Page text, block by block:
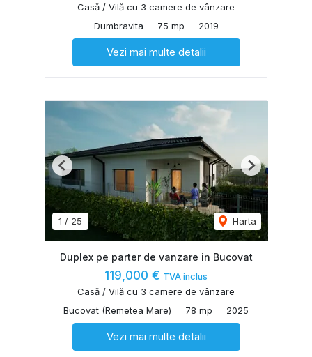
Casă / Vilă cu 3 camere de vânzare
Dumbravita
75 mp 2019
Vezi mai multe detalii
1 / 25 Harta
Previous Next
Duplex pe parter de vanzare in Bucovat
119,000 € TVA inclus
Casă / Vilă cu 3 camere de vânzare
Bucovat (Remetea Mare)
78 mp 2025
Vezi mai multe detalii